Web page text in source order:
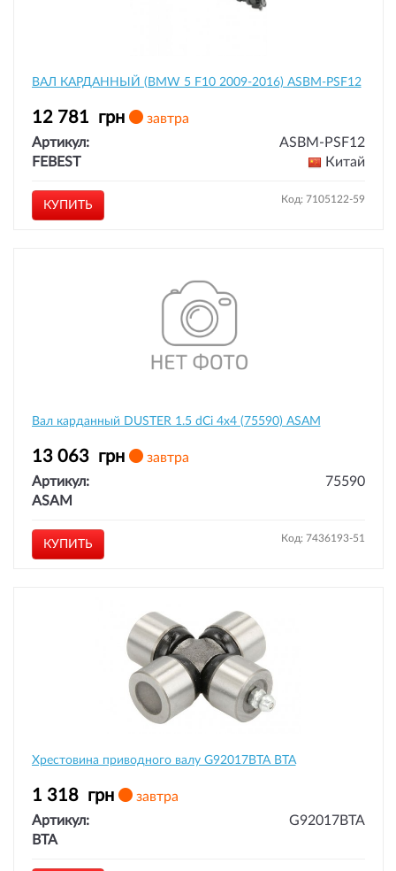
ВАЛ КАРДАННЫЙ (BMW 5 F10 2009-2016) ASBM-PSF12
12 781 грн
завтра
Артикул:
ASBM-PSF12
FEBEST
Китай
КУПИТЬ Код: 7105122-59
Вал карданный DUSTER 1.5 dCi 4x4 (75590) ASAM
13 063 грн
завтра
Артикул:
75590
ASAM
КУПИТЬ Код: 7436193-51
Хрестовина приводного валу G92017BTA BTA
1 318 грн
завтра
Артикул:
G92017BTA
BTA